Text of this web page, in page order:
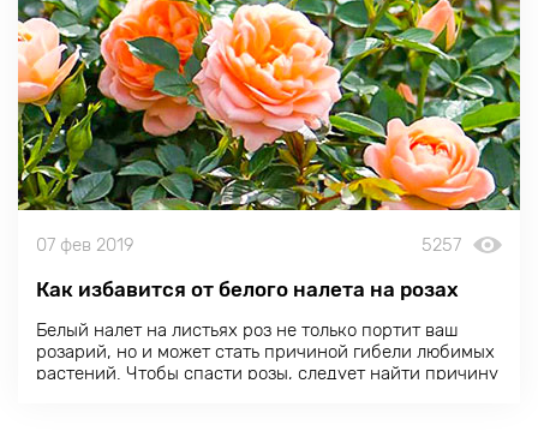
07 фев 2019 5257
Как избавится от белого налета на розах
Белый налет на листьях роз не только портит ваш
розарий, но и может стать причиной гибели любимых
растений. Чтобы спасти розы, следует найти причину